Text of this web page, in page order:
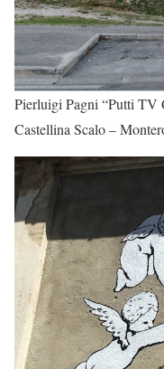
Pierluigi Pagni “Putti TV
Castellina Scalo –